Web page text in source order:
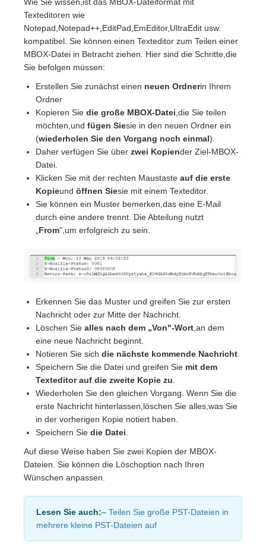
Texteditoren wie
Notepad,Notepad++,EditPad,EmEditor,UltraEdit usw.
kompatibel. Sie können einen Texteditor zum Teilen einer
MBOX-Datei in Betracht ziehen. Hier sind die Schritte,die
Sie befolgen müssen:
Erstellen Sie zunächst einen neuen Ordnerin Ihrem
Ordner
Kopieren Sie die große MBOX-Datei ,die Sie teilen
möchten,und fügen Siesie in den neuen Ordner ein
(wiederholen Sie den Vorgang noch einmal).
Daher verfügen Sie über zwei Kopiender Ziel-MBOX-
Datei.
Klicken Sie mit der rechten Maustaste auf die erste
Kopieund öffnen Siesie mit einem Texteditor.
Sie können ein Muster bemerken,das eine E-Mail
durch eine andere trennt. Die Abteilung nutzt
From",um erfolgreich zu sein.
Erkennen Sie das Muster und greifen Sie zur ersten
Nachricht oder zur Mitte der Nachricht.
Löschen Sie alles nach dem „Von"-Wort,an dem
eine neue Nachricht beginnt.
Notieren Sie sich die nächste kommende Nachricht.
Speichern Sie die Datei und greifen Sie mit dem
Texteditor auf die zweite Kopie zu.
Wiederholen Sie den gleichen Vorgang. Wenn Sie die
erste Nachricht hinterlassen,löschen Sie alles,was Sie
in der vorherigen Kopie notiert haben.
Speichern Sie die Datei.
Auf diese Weise haben Sie zwei Kopien der MBOX-
Dateien. Sie können die Löschoption nach Ihren
Wünschen anpassen.
Lesen Sie auch:– Teilen Sie große PST-Dateien in
mehrere kleine PST-Dateien auf